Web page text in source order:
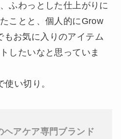
ふわっとした仕上がりに
ことと、個人的にGrow
もお気に入りのアイテム
したいなと思っていま
い切り。
ヘアケア専門ブランド